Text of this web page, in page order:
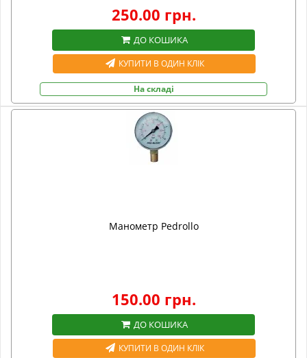
250.00 грн.
ДО КОШИКА
КУПИТИ В ОДИН КЛІК
На складі
Манометр Pedrollo
150.00 грн.
ДО КОШИКА
КУПИТИ В ОДИН КЛІК